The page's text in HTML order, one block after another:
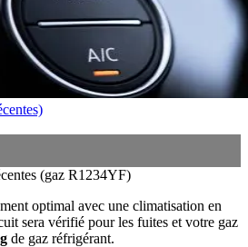
(gaz R1234YF)
optimal avec une climatisation en
sera vérifié pour les fuites et votre gaz
de gaz réfrigérant.